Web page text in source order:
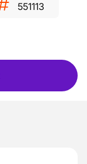
551113